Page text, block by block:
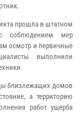
прошла в штатном
соблюдением мер
осмотр и первичные
выполнили
близлежащих домов
а территорию
работ ущерба